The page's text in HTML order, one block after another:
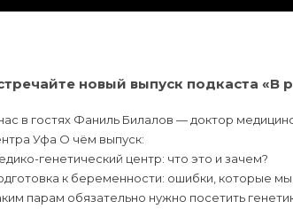
новый выпуск подкаста «В
в гостях Фаниль Билалов — доктор
Уфа О чём выпуск:
генетический центр: что это и зачем?
к беременности: ошибки, которые
парам обязательно нужно посетить